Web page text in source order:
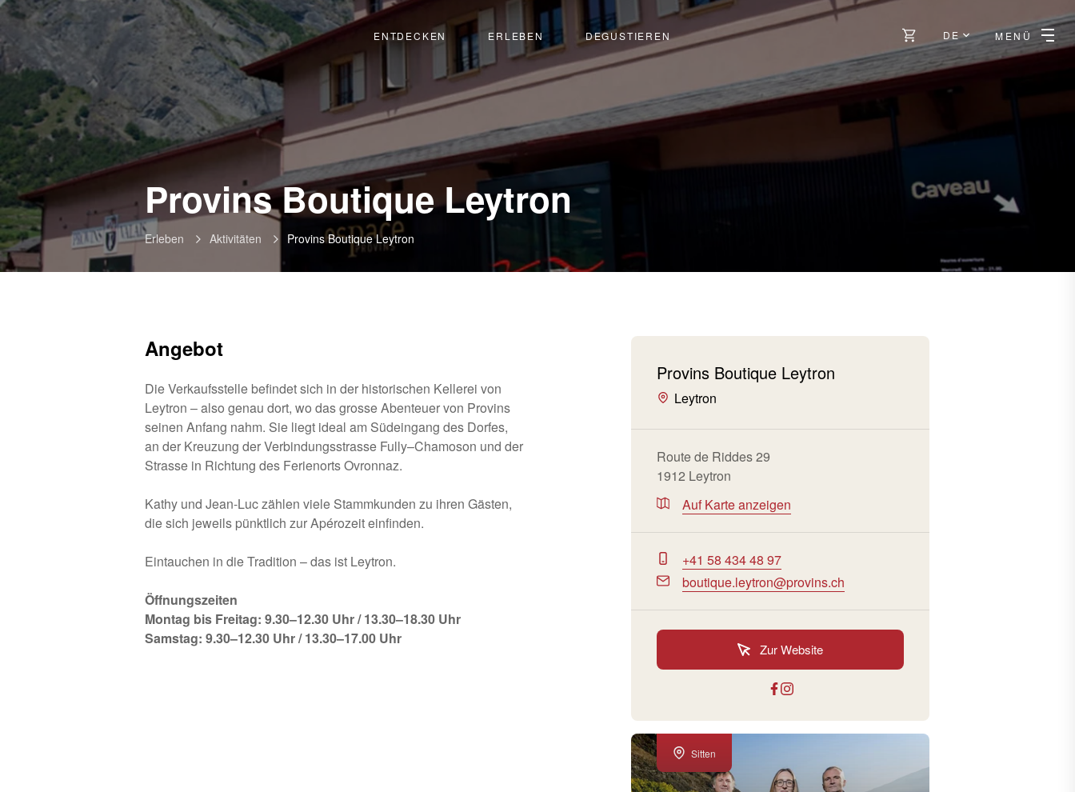
ENTDECKEN ERLEBEN DEGUSTIEREN DE MENÜ
Provins Boutique Leytron
Erleben Aktivitäten Provins Boutique Leytron
Angebot
Die Verkaufsstelle befindet sich in der historischen Kellerei von
Leytron – also genau dort, wo das grosse Abenteuer von Provins
seinen Anfang nahm. Sie liegt ideal am Südeingang des Dorfes,
an der Kreuzung der Verbindungsstrasse Fully–Chamoson und der
Strasse in Richtung des Ferienorts Ovronnaz.
Kathy und Jean-Luc zählen viele Stammkunden zu ihren Gästen,
die sich jeweils pünktlich zur Apérozeit einfinden.
Eintauchen in die Tradition – das ist Leytron.
Öffnungszeiten
Montag bis Freitag: 9.30–12.30 Uhr / 13.30–18.30 Uhr
Samstag: 9.30–12.30 Uhr / 13.30–17.00 Uhr
Provins Boutique Leytron
Leytron
Route de Riddes 29
1912 Leytron
Auf Karte anzeigen
+41 58 434 48 97
boutique.leytron@provins.ch
Zur Website
Sitten